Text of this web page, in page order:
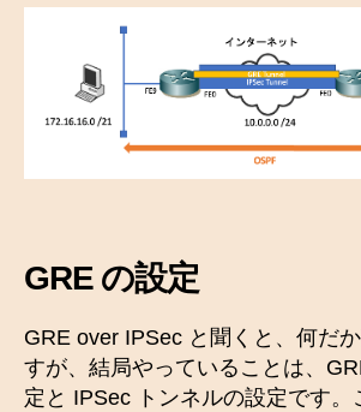
GRE の設定
GRE over IPSec と聞くと、何だ
すが、結局やっていることは、
定と IPSec トンネルの設定です。